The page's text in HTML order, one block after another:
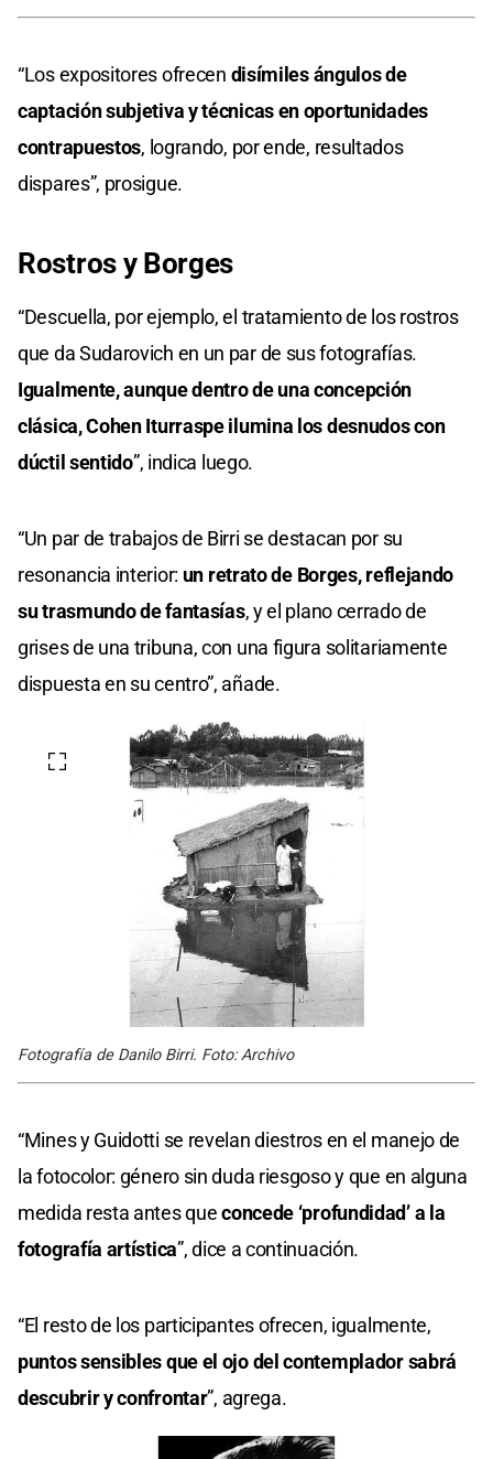
“Los expositores ofrecen disímiles ángulos de
captación subjetiva y técnicas en oportunidades
contrapuestos, logrando, por ende, resultados
dispares”, prosigue.
Rostros y Borges
“Descuella, por ejemplo, el tratamiento de los rostros
que da Sudarovich en un par de sus fotografías.
Igualmente, aunque dentro de una concepción
clásica, Cohen Iturraspe ilumina los desnudos con
dúctil sentido”, indica luego.
“Un par de trabajos de Birri se destacan por su
resonancia interior: un retrato de Borges, reflejando
su trasmundo de fantasías, y el plano cerrado de
grises de una tribuna, con una figura solitariamente
dispuesta en su centro”, añade.
Fotografía de Danilo Birri. Foto: Archivo
“Mines y Guidotti se revelan diestros en el manejo de
la fotocolor: género sin duda riesgoso y que en alguna
medida resta antes queconcede ‘profundidad’ a la
fotografía artística”, dice a continuación.
“El resto de los participantes ofrecen, igualmente,
puntos sensibles que el ojo del contemplador sabrá
descubrir y confrontar”, agrega.